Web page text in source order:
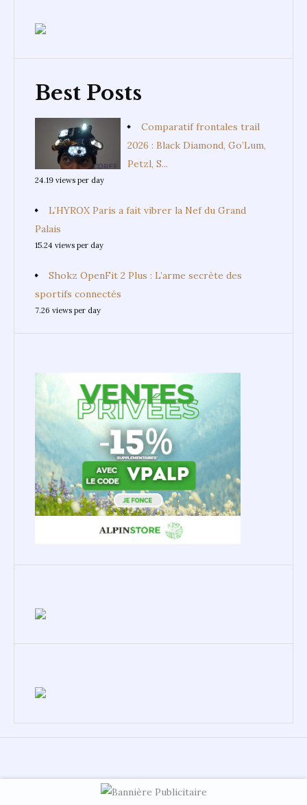
Best Posts
Comparatif frontales trail
2026 : Black Diamond, Go’Lum,
Petzl, S...
24.19 views per day
L’HYROX Paris a fait vibrer la Nef du Grand
Palais
15.24 views per day
Shokz OpenFit 2 Plus : L’arme secrète des
sportifs connectés
7.26 views per day